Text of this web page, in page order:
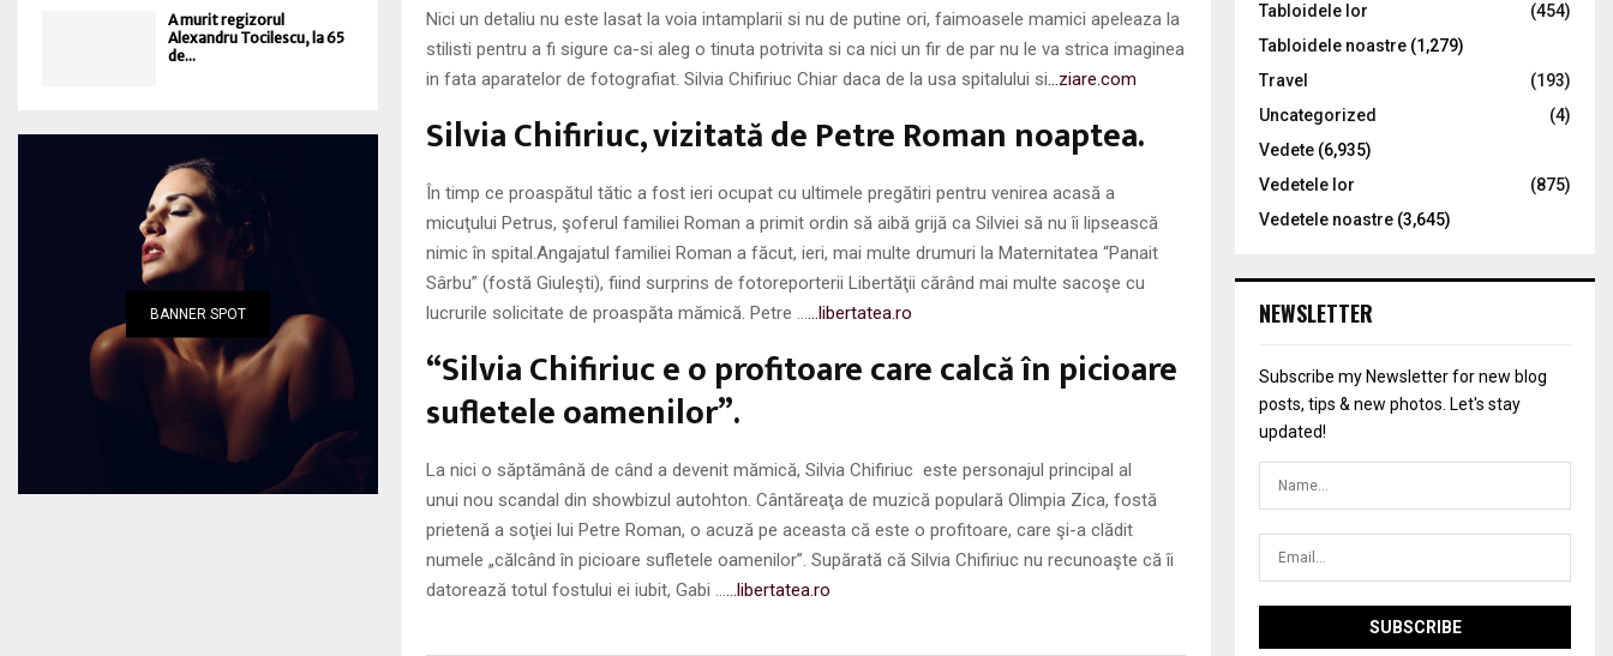
Nici un detaliu nu este lasat la voia intamplarii si nu de putine ori, faimoasele mamici apeleaza la
stilisti pentru a fi sigure ca-si aleg o tinuta potrivita si ca nici un fir de par nu le va strica imaginea
in fata aparatelor de fotografiat. Silvia Chifiriuc Chiar daca de la usa spitalului si …ziare.com
Silvia Chifiriuc, vizitată de Petre Roman noaptea.
În timp ce proaspătul tătic a fost ieri ocupat cu ultimele pregătiri pentru venirea acasă a
micuţului Petrus, şoferul familiei Roman a primit ordin să aibă grijă ca Silviei să nu îi lipsească
nimic în spital.Angajatul familiei Roman a făcut, ieri, mai multe drumuri la Maternitatea “Panait
Sârbu” (fostă Giuleşti), fiind surprins de fotoreporterii Libertăţii cărând mai multe sacoşe cu
lucrurile solicitate de proaspăta mămică. Petre …
…libertatea.ro
“Silvia Chifiriuc e o profitoare care calcă în picioare
sufletele oamenilor”.
La nici o săptămână de când a devenit mămică, Silvia Chifiriuc este personajul principal al
unui nou scandal din showbizul autohton. Cântăreaţa de muzică populară Olimpia Zica, fostă
prietenă a soţiei lui Petre Roman, o acuză pe aceasta că este o profitoare, care şi-a clădit
numele „călcând în picioare sufletele oamenilor”. Supărată că Silvia Chifiriuc nu recunoaşte că îi
datorează totul fostului ei iubit, Gabi …
…libertatea.ro
A murit regizorul
Alexandru Tocilescu, la 65
de...
BANNER SPOT
Tabloidele lor
(454)
Tabloidele noastre (1,279)
Travel
(193)
Uncategorized
(4)
Vedete (6,935)
Vedetele lor
(875)
Vedetele noastre (3,645)
NEWSLETTER
Subscribe my Newsletter for new blog
posts, tips & new photos. Let's stay
updated!